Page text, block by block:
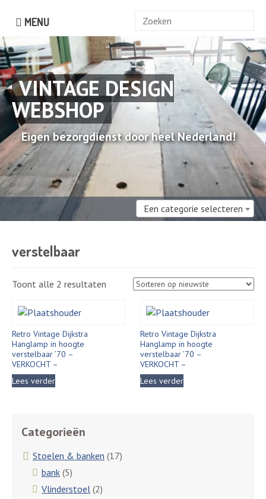
MENU
Zoek
VINTAGE DESIGN
WEBSHOP
Eigen bezorgdienst door heel Nederland!
Een categorie selecteren
verstelbaar
Toont alle 2 resultaten Gesorteerd
Retro Vintage Dijkstra
Hanglamp in hoogte
verstelbaar ’70 –
VERKOCHT –
Lees verder
Retro Vintage Dijkstra
Hanglamp in hoogte
verstelbaar ’70 –
VERKOCHT –
Lees verder
Categorieën
Stoelen & banken (17)
bank (5)
Vlinderstoel (2)